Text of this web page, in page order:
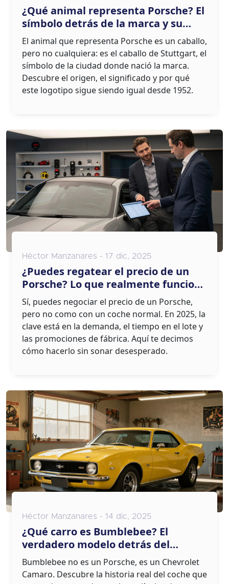
¿Qué animal representa Porsche? El
símbolo detrás de la marca y su
significado real
El animal que representa Porsche es un caballo,
pero no cualquiera: es el caballo de Stuttgart, el
símbolo de la ciudad donde nació la marca.
Descubre el origen, el significado y por qué
este logotipo sigue siendo igual desde 1952.
Héctor Manzanares - 17 dic, 2025
¿Puedes regatear el precio de un
Porsche? Lo que realmente funciona
en 2025
Sí, puedes negociar el precio de un Porsche,
pero no como con un coche normal. En 2025, la
clave está en la demanda, el tiempo en el lote y
las promociones de fábrica. Aquí te decimos
cómo hacerlo sin sonar desesperado.
Héctor Manzanares - 14 dic, 2025
¿Qué carro es Bumblebee? El
verdadero modelo detrás del
transformador más famoso
Bumblebee no es un Porsche, es un Chevrolet
Camaro. Descubre la historia real del coche que